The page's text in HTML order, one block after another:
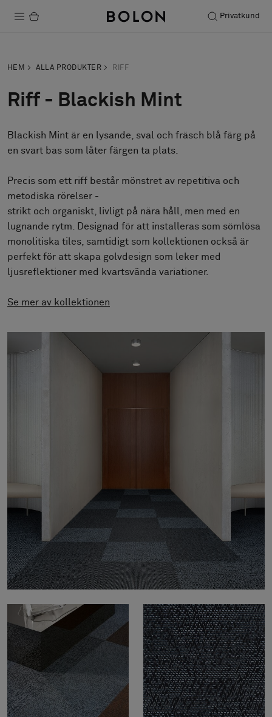
Privatkund
Hållbarhet
Installation
Designsamarbeten
FAQ
Om oss
Pattern Tile Tool
Välj land
HEM ALLA PRODUKTER RIFF
Riff - Blackish Mint
Blackish Mint är en lysande, sval och fräsch blå färg på
en svart bas som låter färgen ta plats.
Precis som ett riff består mönstret av repetitiva och
metodiska rörelser -
strikt och organiskt, livligt på nära håll, men med en
lugnande rytm. Designad för att installeras som sömlösa
monolitiska tiles, samtidigt som kollektionen också är
perfekt för att skapa golvdesign som leker med
ljusreflektioner med kvartsvända variationer.
Se mer av kollektionen